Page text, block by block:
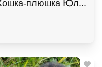
- один дом на
плюшка Юла в